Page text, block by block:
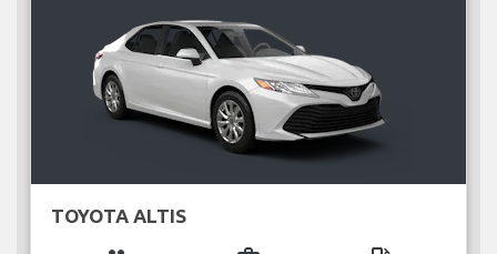
TOYOTA ALTIS